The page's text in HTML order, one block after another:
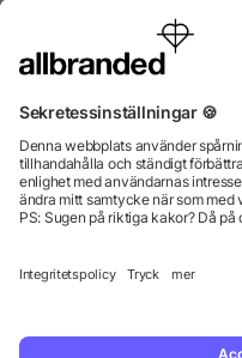
enbart till företag,
© 2026